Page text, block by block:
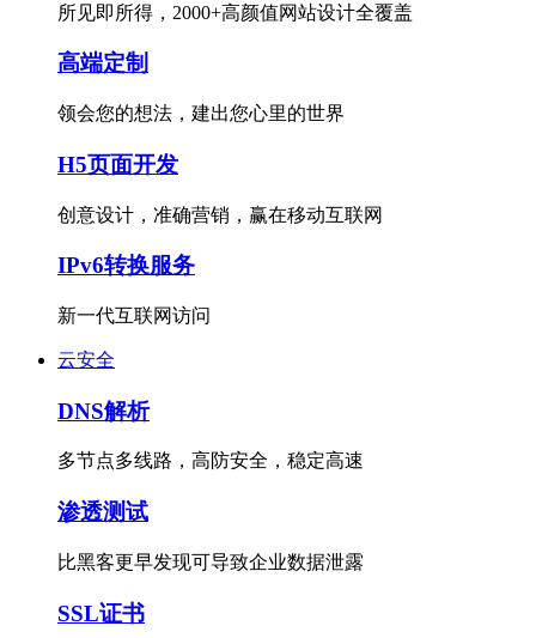
所见即所得，2000+高颜值网站设计全覆盖
高端定制
领会您的想法，建出您心里的世界
H5页面开发
创意设计，准确营销，赢在移动互联网
IPv6转换服务
新一代互联网访问
云安全
DNS解析
多节点多线路，高防安全，稳定高速
渗透测试
比黑客更早发现可导致企业数据泄露
SSL证书